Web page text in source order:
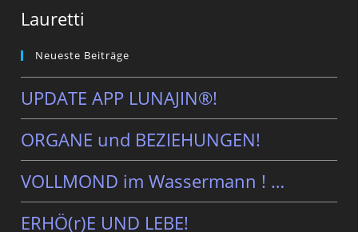
Lauretti
Neueste Beiträge
UPDATE APP LUNAJIN®!
ORGANE und BEZIEHUNGEN!
VOLLMOND im Wassermann ! …
ERHÖ(r)E UND LEBE!